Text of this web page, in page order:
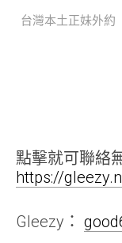
台灣本土正妹外約
點擊就可聯絡
https://
Gleezy：